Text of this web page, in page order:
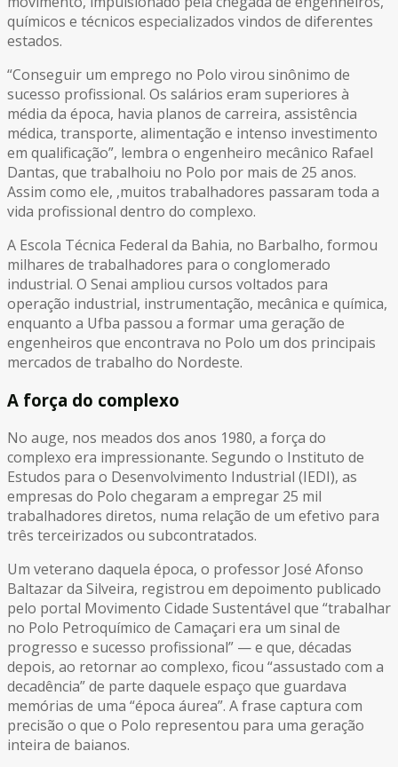
químicos e técnicos especializados vindos de diferentes
estados.
“Conseguir um emprego no Polo virou sinônimo de
sucesso profissional. Os salários eram superiores à
média da época, havia planos de carreira, assistência
médica, transporte, alimentação e intenso investimento
em qualificação”, lembra o engenheiro mecânico Rafael
Dantas, que trabalhoiu no Polo por mais de 25 anos.
Assim como ele, ,muitos trabalhadores passaram toda a
vida profissional dentro do complexo.
A Escola Técnica Federal da Bahia, no Barbalho, formou
milhares de trabalhadores para o conglomerado
industrial. O Senai ampliou cursos voltados para
operação industrial, instrumentação, mecânica e química,
enquanto a Ufba passou a formar uma geração de
engenheiros que encontrava no Polo um dos principais
mercados de trabalho do Nordeste.
A força do complexo
No auge, nos meados dos anos 1980, a força do
complexo era impressionante. Segundo o Instituto de
Estudos para o Desenvolvimento Industrial (IEDI), as
empresas do Polo chegaram a empregar 25 mil
trabalhadores diretos, numa relação de um efetivo para
três terceirizados ou subcontratados.
Um veterano daquela época, o professor José Afonso
Baltazar da Silveira, registrou em depoimento publicado
pelo portal Movimento Cidade Sustentável que “trabalhar
no Polo Petroquímico de Camaçari era um sinal de
progresso e sucesso profissional” — e que, décadas
depois, ao retornar ao complexo, ficou “assustado com a
decadência” de parte daquele espaço que guardava
memórias de uma “época áurea”. A frase captura com
precisão o que o Polo representou para uma geração
inteira de baianos.